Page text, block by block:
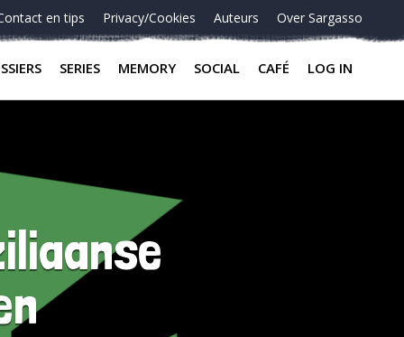
en tips Privacy/Cookies Auteurs Over Sargasso
SERIES MEMORY SOCIAL CAFÉ LOG IN